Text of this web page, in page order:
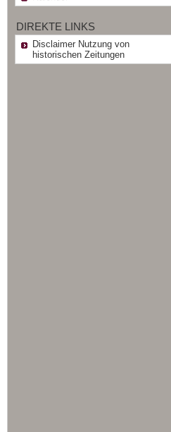
DIREKTE LINKS
Disclaimer Nutzung von
historischen Zeitungen